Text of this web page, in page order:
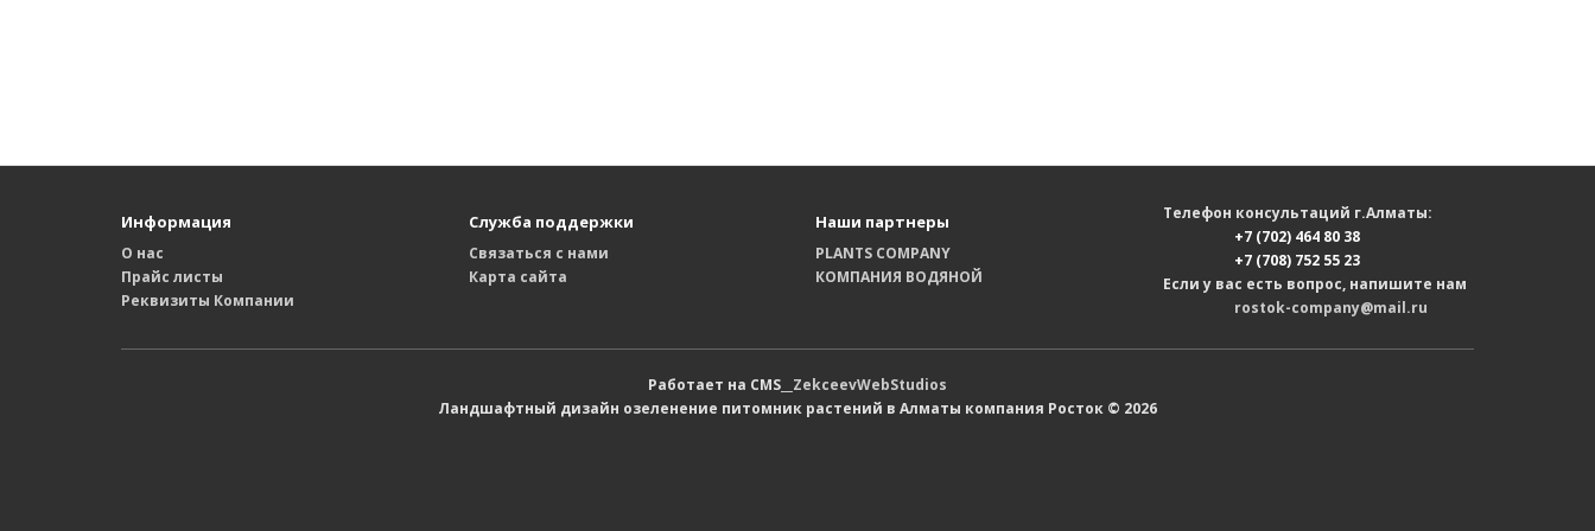
Информация
О нас
Прайс листы
Реквизиты Компании
Служба поддержки
Связаться с нами
Карта сайта
Наши партнеры
PLANTS COMPANY
КОМПАНИЯ ВОДЯНОЙ
Телефон консультаций г.Алматы:
+7 (702) 464 80 38
+7 (708) 752 55 23
Если у вас есть вопрос, напишите нам
rostok-company@mail.ru
Работает на CMS__ ZekceevWebStudios
Ландшафтный дизайн озеленение питомник растений в Алматы компания Росток © 2026